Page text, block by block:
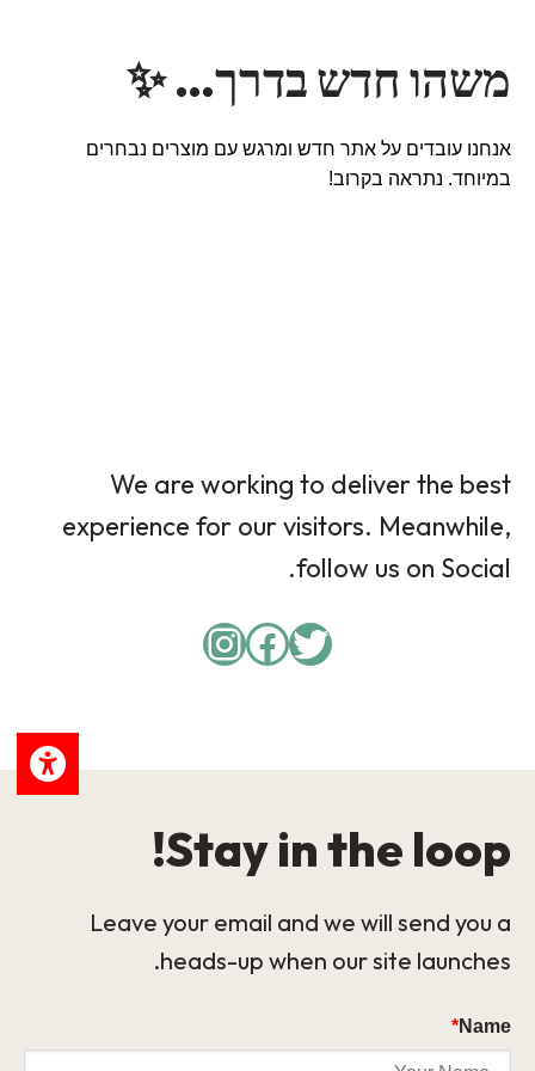
משהו חדש בדרך… ✨
אנחנו עובדים על אתר חדש ומרגש עם מוצרים נבחרים
במיוחד. נתראה בקרוב!
We are working to deliver the best
experience for our visitors. Meanwhile,
follow us on Social.
Twitter
Facebook
Instagram
Stay in the loop!
Leave your email and we will send you a
heads-up when our site launches.
Name
*